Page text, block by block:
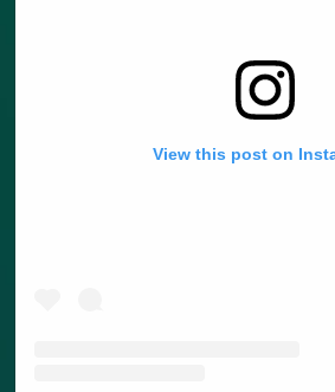
View this post on